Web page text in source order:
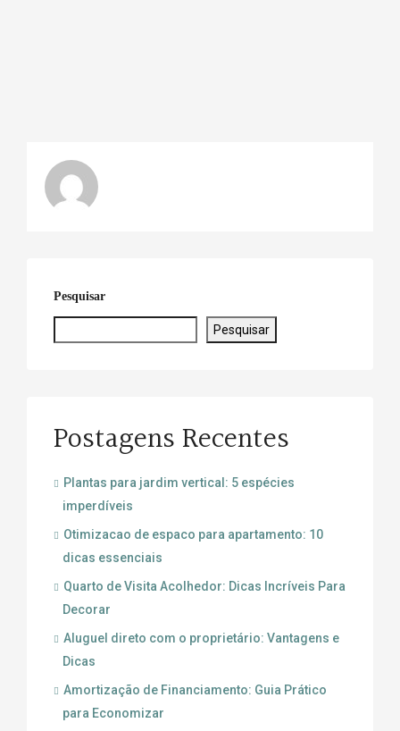
Pesquisar
Pesquisar
Postagens Recentes
Plantas para jardim vertical: 5 espécies
imperdíveis
Otimizacao de espaco para apartamento: 10
dicas essenciais
Quarto de Visita Acolhedor: Dicas Incríveis Para
Decorar
Aluguel direto com o proprietário: Vantagens e
Dicas
Amortização de Financiamento: Guia Prático
para Economizar